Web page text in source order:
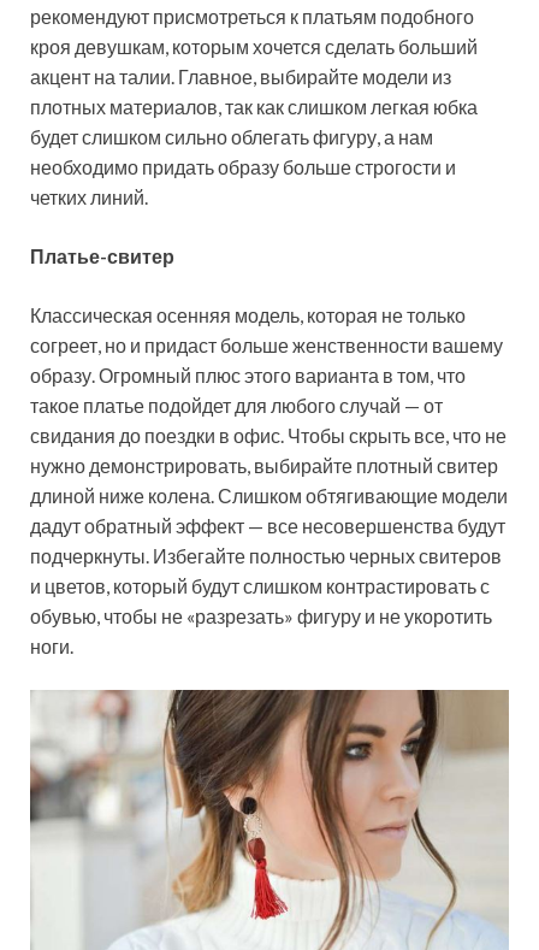
рекомендуют присмотреться к платьям подобного
кроя девушкам, которым хочется сделать больший
акцент на талии. Главное, выбирайте модели из
плотных материалов, так как слишком легкая юбка
будет слишком сильно облегать фигуру, а нам
необходимо придать образу больше строгости и
четких линий.
Платье-свитер
Классическая осенняя модель, которая не только
согреет, но и придаст больше женственности вашему
образу. Огромный плюс этого варианта в том, что
такое платье подойдет для любого случай — от
свидания до поездки в офис. Чтобы скрыть все, что не
нужно демонстрировать, выбирайте плотный свитер
длиной ниже колена. Слишком обтягивающие модели
дадут обратный эффект — все несовершенства будут
подчеркнуты. Избегайте полностью черных свитеров
и цветов, который будут слишком контрастировать с
обувью, чтобы не «разрезать» фигуру и не укоротить
ноги.